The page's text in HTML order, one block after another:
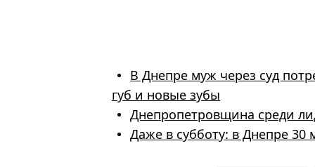
В Днепре муж через суд
губ и новые зубы
Днепропетровщина среди
Даже в субботу: в Днепре 30